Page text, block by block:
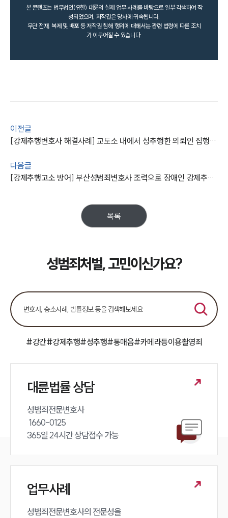
본 콘텐츠는 법무법인(유한) 대륜의 실제 업무 사례를 바탕으로 일부 각색하여 작
성되었으며, 저작권은 당사에 귀속됩니다.
무단 전재, 복제 및 배포 등 저작권 침해 행위에 대해서는 관련 법령에 따른 조치
가 이루어질 수 있습니다.
이전글
[강제추행변호사 해결사례] 교도소 내에서 성추행한 의뢰인 집행유예로 방어 성공
다음글
[강제추행고소 방어] 부산성범죄변호사 조력으로 장애인 강제추행 집행유예 받아냄
목록
성범죄처벌, 고민이신가요?
#강간#강제추행#성추행#통매음#카메라등이용촬영죄
대륜법률 상담
성범죄전문변호사
365일 24시간 상담접수 가능
업무사례
성범죄전문변호사의 전문성을